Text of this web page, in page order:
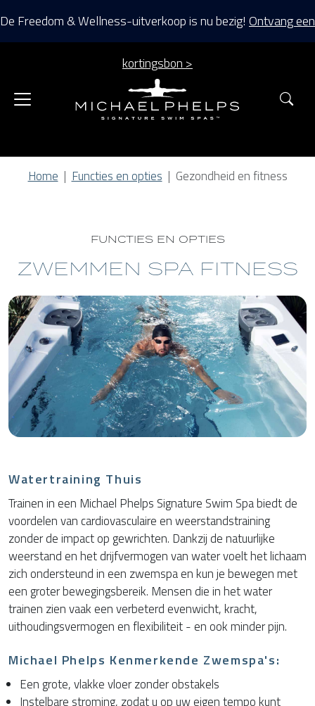
De Freedom & Wellness-uitverkoop is nu bezig! Ontvang een
kortingsbon >
Home Functies en opties Gezondheid en fitness
FUNCTIES EN OPTIES
ZWEMMEN SPA FITNESS
Watertraining Thuis
Trainen in een Michael Phelps Signature Swim Spa biedt de
voordelen van cardiovasculaire en weerstandstraining
zonder de impact op gewrichten. Dankzij de natuurlijke
weerstand en het drijfvermogen van water voelt het lichaam
zich ondersteund in een zwemspa en kun je bewegen met
een groter bewegingsbereik. Mensen die in het water
trainen zien vaak een verbeterd evenwicht, kracht,
uithoudingsvermogen en flexibiliteit - en ook minder pijn.
Michael Phelps Kenmerkende Zwemspa's:
Een grote, vlakke vloer zonder obstakels
Instelbare stroming, zodat u op uw eigen tempo kunt